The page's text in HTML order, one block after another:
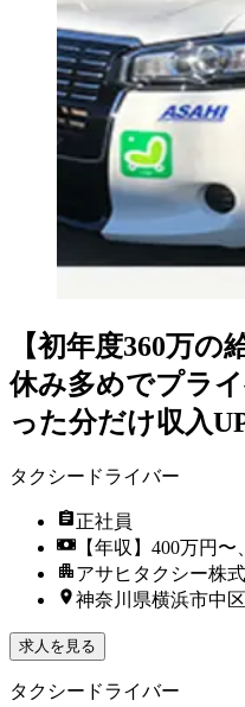
【初年度360万
休み多めでプラ
った分だけ収入
タクシードライバー
正社員
【年収】400万円
アサヒタクシー株
神奈川県横浜市中
求人を見る
タクシードライバー